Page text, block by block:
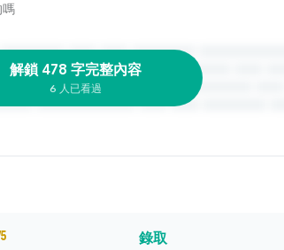
嗎
解鎖 478 字完整內容
6 人已看過
錄取